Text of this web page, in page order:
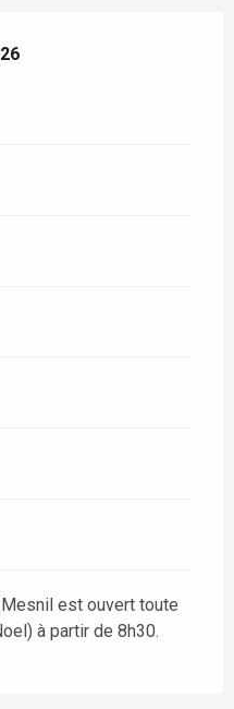
2026
est ouvert toute
à partir de 8h30.